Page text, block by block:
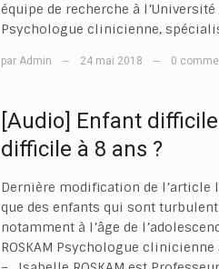
équipe de recherche à
Psychologue clinicienne,
par Admin — 24 mai 2018 — 0
[Audio] Enfant
difficile à 8 ans ?
Dernière modification de l’article
que des enfants qui sont
notamment à l’âge de
ROSKAM Psychologue